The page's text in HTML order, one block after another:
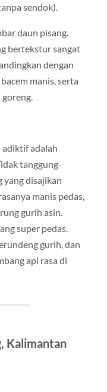
sendok).
daun pisang.
bertekstur sangat
dengan
manis, serta
adiktif adalah
tanggung-
yang disajikan
manis pedas,
gurih asin.
super pedas.
gurih, dan
api rasa di
Kalimantan